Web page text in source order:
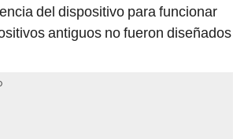
del dispositivo para funcionar
antiguos no fueron diseñados